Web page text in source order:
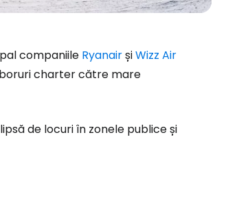
companiile RyanairșiWizz Air
charter către mare
de locuri în zonele publice și
Cestee